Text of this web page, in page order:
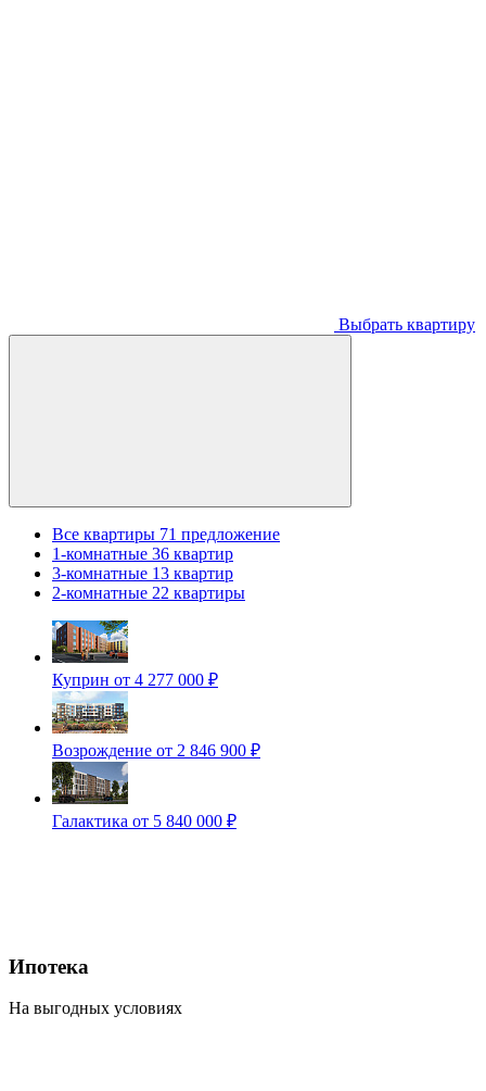
Выбрать квартиру
Все квартиры 71 предложение
1-комнатные 36 квартир
3-комнатные 13 квартир
2-комнатные 22 квартиры
Куприн от 4 277 000 ₽
Возрождение от 2 846 900 ₽
Галактика от 5 840 000 ₽
Ипотека
На выгодных условиях